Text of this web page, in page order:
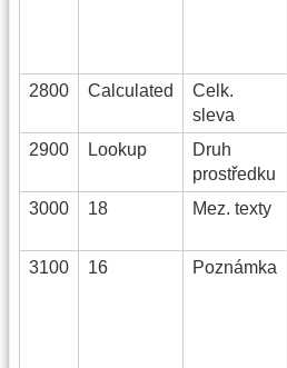
2800 Calculated
Celk.
sleva
2900 Lookup
Druh
prostředku
3000 18 Mez. texty
3100 16 Poznámka